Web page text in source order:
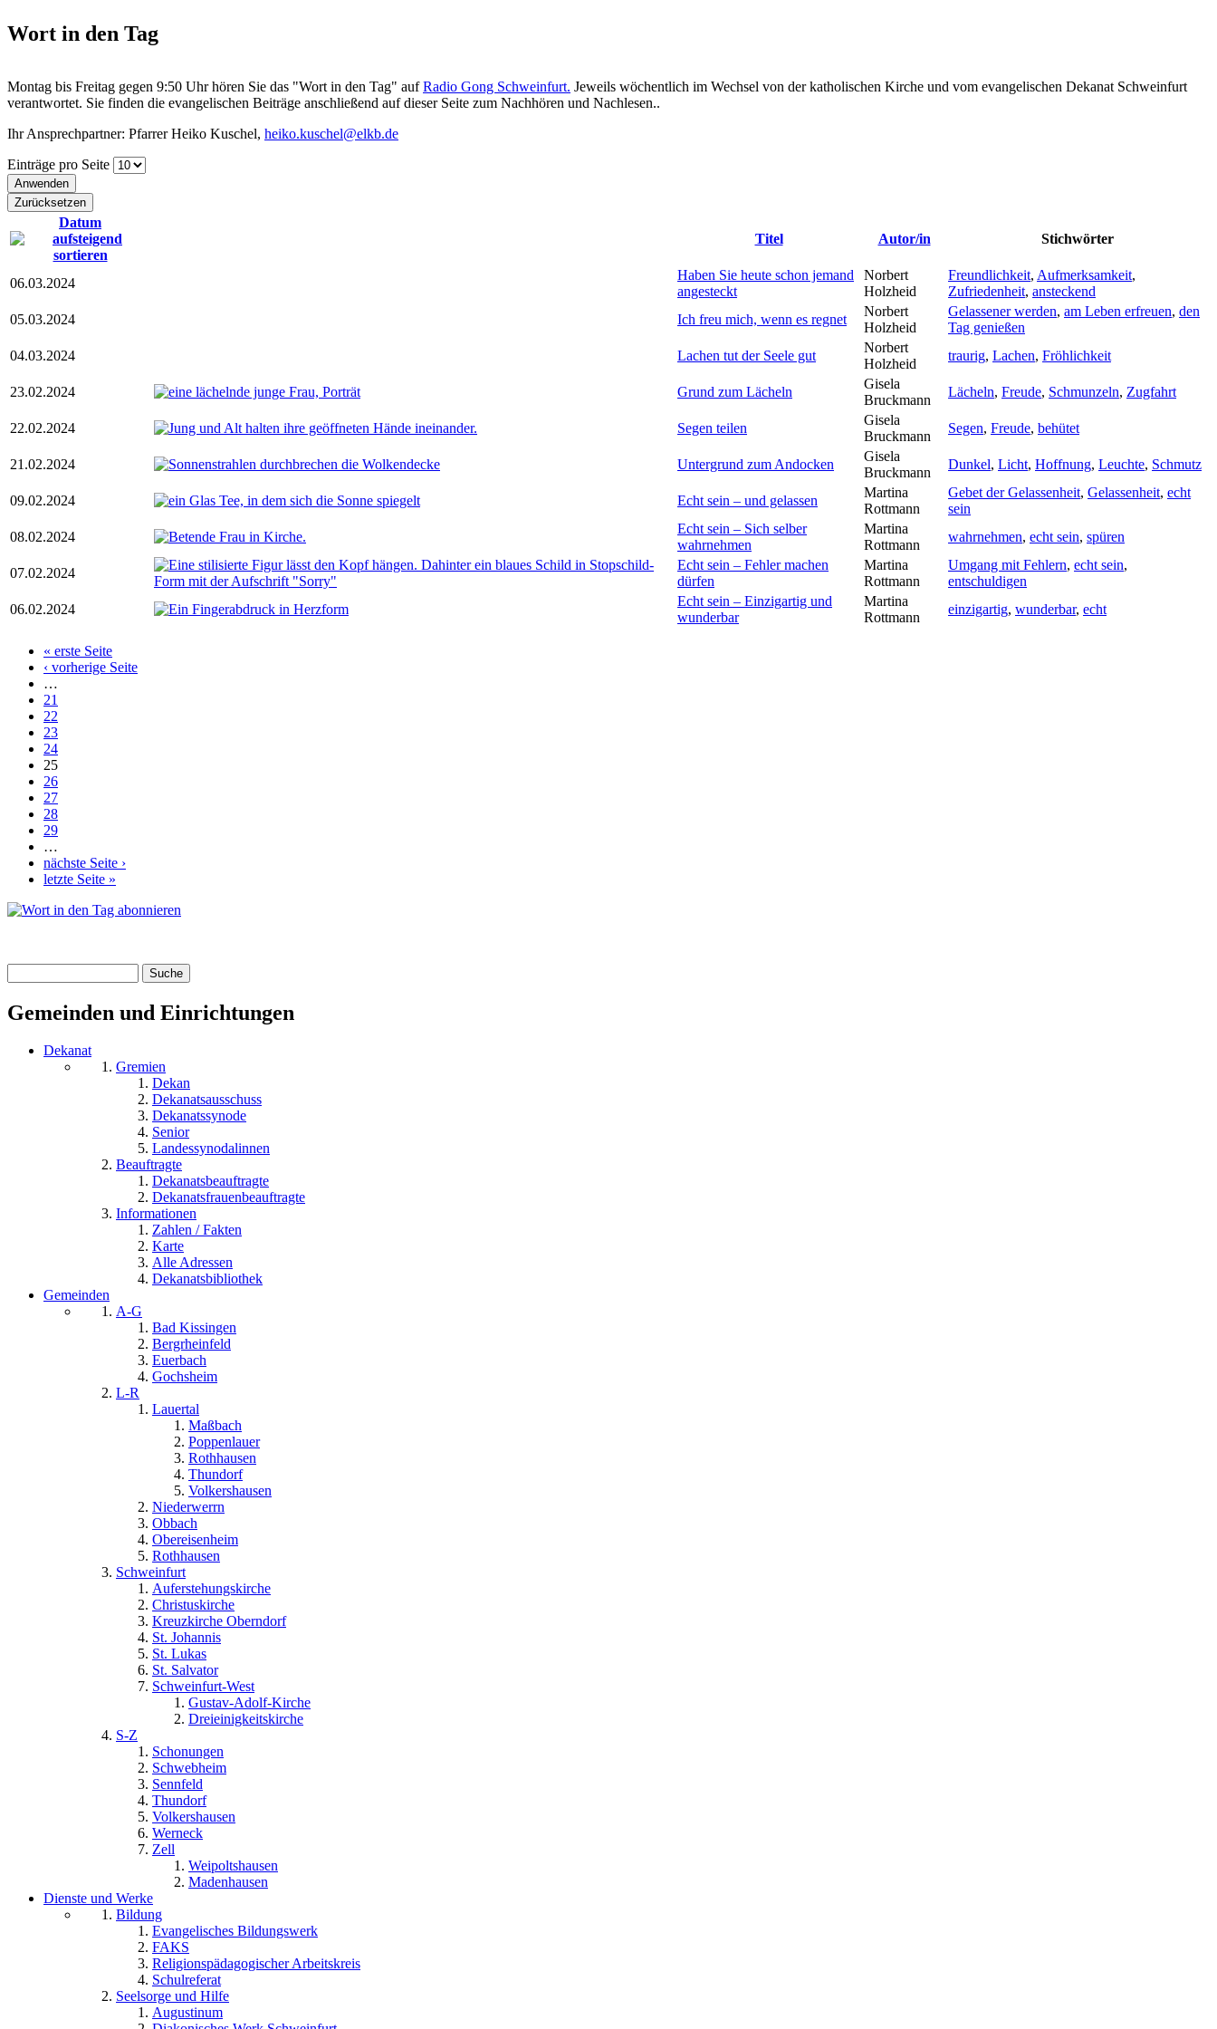
Wort in den Tag
Montag bis Freitag gegen 9:50 Uhr hören Sie das "Wort in den Tag" aufRadio Gong Schweinfurt. Jeweils wöchentlich im Wechsel von der katholischen Kirche und vom evangelischen Dekanat Schweinfurt
verantwortet. Sie finden die evangelischen Beiträge anschließend auf dieser Seite zum Nachhören und Nachlesen..
Ihr Ansprechpartner: Pfarrer Heiko Kuschel, heiko.kuschel@elkb.de
Einträge pro Seite
Datum
Titel
Autor/in Stichwörter
06.03.2024
Haben Sie heute schon jemand
angesteckt
Norbert
Holzheid
Freundlichkeit, Aufmerksamkeit,
Zufriedenheit, ansteckend
05.03.2024
Ich freu mich, wenn es regnet
Norbert
Holzheid
Gelassener werden, am Leben erfreuen, den
Tag genießen
04.03.2024
Lachen tut der Seele gut
Norbert
Holzheid
traurig, Lachen, Fröhlichkeit
23.02.2024 Grund zum Lächeln
Gisela
Bruckmann
Lächeln, Freude, Schmunzeln, Zugfahrt
22.02.2024 Segen teilen
Gisela
Bruckmann
Segen, Freude, behütet
21.02.2024 Untergrund zum Andocken
Gisela
Bruckmann
Dunkel, Licht, Hoffnung, Leuchte, Schmutz
09.02.2024 Echt sein – und gelassen
Martina
Rottmann
Gebet der Gelassenheit, Gelassenheit, echt
sein
08.02.2024
Echt sein – Sich selber
wahrnehmen
Martina
Rottmann
wahrnehmen, echt sein, spüren
07.02.2024
Echt sein – Fehler machen
dürfen
Martina
Rottmann
Umgang mit Fehlern, echt sein,
entschuldigen
06.02.2024
Echt sein – Einzigartig und
wunderbar
Martina
Rottmann
einzigartig, wunderbar, echt
Seiten« erste Seite
‹ vorherige Seite
…
21
22
23
24
25
26
27
28
29
…
nächste Seite ›
letzte Seite »
Gemeinden und Einrichtungen
Dekanat
Gremien
Dekan
Dekanatsausschuss
Dekanatssynode
Senior
Landessynodalinnen
Beauftragte
Dekanatsbeauftragte
Dekanatsfrauenbeauftragte
Informationen
Zahlen / Fakten
Karte
Alle Adressen
Dekanatsbibliothek
Gemeinden
A-G
Bad Kissingen
Bergrheinfeld
Euerbach
Gochsheim
L-R
Lauertal
Maßbach
Poppenlauer
Rothhausen
Thundorf
Volkershausen
Niederwerrn
Obbach
Obereisenheim
Rothhausen
Schweinfurt
Auferstehungskirche
Christuskirche
Kreuzkirche Oberndorf
St. Johannis
St. Lukas
St. Salvator
Schweinfurt-West
Gustav-Adolf-Kirche
Dreieinigkeitskirche
S-Z
Schonungen
Schwebheim
Sennfeld
Thundorf
Volkershausen
Werneck
Zell
Weipoltshausen
Madenhausen
Dienste und Werke
Bildung
Evangelisches Bildungswerk
FAKS
Religionspädagogischer Arbeitskreis
Schulreferat
Seelsorge und Hilfe
Augustinum